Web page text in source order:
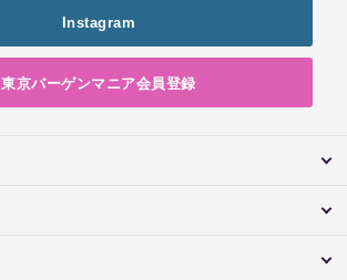
Instagram
東京バーゲンマニア会員登録